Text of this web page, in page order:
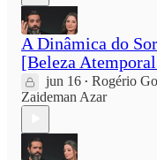
A Dinâmica do
[Beleza
jun 16 • Rogério
Zaideman Azar